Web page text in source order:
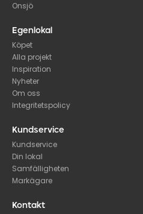
Onsjö
Egenlokal
Köpet
Alla projekt
Inspiration
Nyheter
Om oss
Integritetspolicy
Kundservice
Kundservice
Din lokal
Samfälligheten
Markägare
Kontakt